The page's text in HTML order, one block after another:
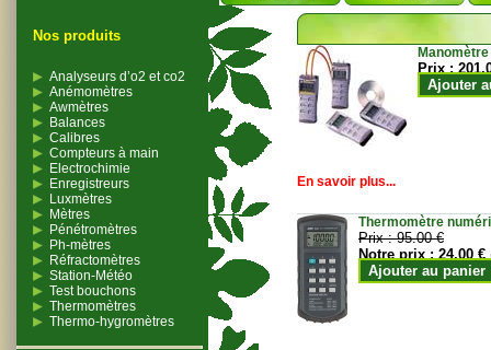
Nos produits
Analyseurs d’o2 et co2
Anémomètres
Awmètres
Balances
Calibres
Compteurs à main
Electrochimie
Enregistreurs
Luxmètres
Mètres
Pénétromètres
Ph-mètres
Réfractomètres
Station-Météo
Test bouchons
Thermomètres
Thermo-hygromètres
Prix :
Ajouter
En savoir plus...
Thermomètre
Prix :95.00 €
Notre prix :24.00 €
Ajouter au panier